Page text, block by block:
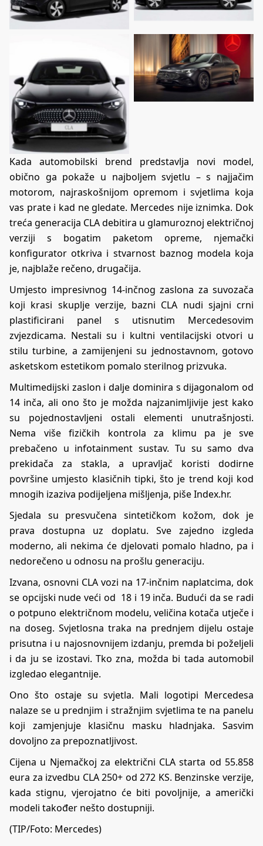
Kada automobilski brend predstavlja novi model,
obično ga pokaže u najboljem svjetlu – s najjačim
motorom, najraskošnijom opremom i svjetlima koja
vas prate i kad ne gledate. Mercedes nije iznimka. Dok
treća generacija CLA debitira u glamuroznoj električnoj
verziji s bogatim paketom opreme, njemački
konfigurator otkriva i stvarnost baznog modela koja
je, najblaže rečeno, drugačija.
Umjesto impresivnog 14-inčnog zaslona za suvozača
koji krasi skuplje verzije, bazni CLA nudi sjajni crni
plastificirani panel s utisnutim Mercedesovim
zvjezdicama. Nestali su i kultni ventilacijski otvori u
stilu turbine, a zamijenjeni su jednostavnom, gotovo
asketskom estetikom pomalo sterilnog prizvuka.
Multimedijski zaslon i dalje dominira s dijagonalom od
14 inča, ali ono što je možda najzanimljivije jest kako
su pojednostavljeni ostali elementi unutrašnjosti.
Nema više fizičkih kontrola za klimu pa je sve
prebačeno u infotainment sustav. Tu su samo dva
prekidača za stakla, a upravljač koristi dodirne
površine umjesto klasičnih tipki, što je trend koji kod
mnogih izaziva podijeljena mišljenja, pišeIndex.hr.
Sjedala su presvučena sintetičkom kožom, dok je
prava dostupna uz doplatu. Sve zajedno izgleda
moderno, ali nekima će djelovati pomalo hladno, pa i
nedorečeno u odnosu na prošlu generaciju.
Izvana, osnovni CLA vozi na 17-inčnim naplatcima, dok
se opcijski nude veći od 18 i 19 inča. Budući da se radi
o potpuno električnom modelu, veličina kotača utječe i
na doseg. Svjetlosna traka na prednjem dijelu ostaje
prisutna i u najosnovnijem izdanju, premda bi poželjeli
i da ju se izostavi. Tko zna, možda bi tada automobil
izgledao elegantnije.
Ono što ostaje su svjetla. Mali logotipi Mercedesa
nalaze se u prednjim i stražnjim svjetlima te na panelu
koji zamjenjuje klasičnu masku hladnjaka. Sasvim
dovoljno za prepoznatljivost.
Cijena u Njemačkoj za električni CLA starta od 55.858
eura za izvedbu CLA 250+ od 272 KS. Benzinske verzije,
kada stignu, vjerojatno će biti povoljnije, a američki
modeli također nešto dostupniji.
(TIP/Foto: Mercedes)